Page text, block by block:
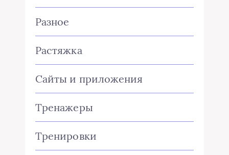
Разное
Растяжка
Сайты и приложения
Тренажеры
Тренировки